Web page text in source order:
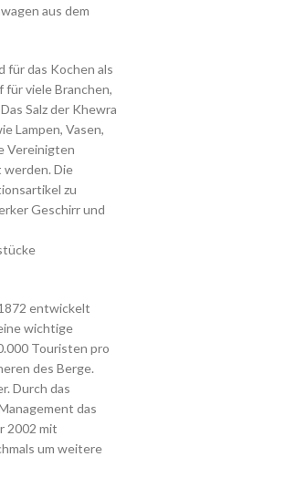
aus dem
für das Kochen als
für viele Branchen,
Salz der Khewra
Lampen, Vasen,
Vereinigten
werden. Die
zu
Geschirr und
entwickelt
wichtige
Touristen pro
des Berge.
Durch das
das
2002 mit
um weitere